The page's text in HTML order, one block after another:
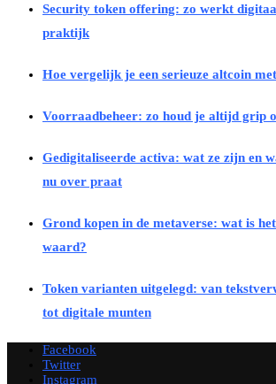
Security token offering: zo werkt
praktijk
Hoe vergelijk je een serieuze altcoin
Voorraadbeheer: zo houd je altijd grip
Gedigitaliseerde activa: wat ze zijn en
nu over praat
Grond kopen in de metaverse: wat is
waard?
Token varianten uitgelegd: van
tot digitale munten
Facebook
Twitter
Instagram